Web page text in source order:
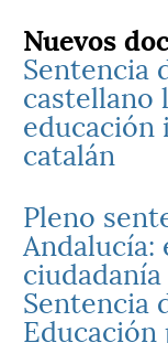
Nuevos
Sentencia
castellano
catalán
Pleno
Andalucía:
ciudadanía
Sentencia
Educación